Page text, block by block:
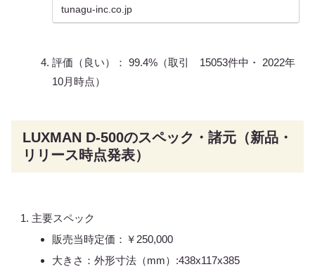
tunagu-inc.co.jp
評価（良い）： 99.4%（取引 15053件中・ 2022年
10月時点）
LUXMAN D-500のスペック・諸元（新品・
リリース時点発表）
主要スペック
販売当時定価：￥250,000
大きさ：外形寸法（mm）:438x117x385